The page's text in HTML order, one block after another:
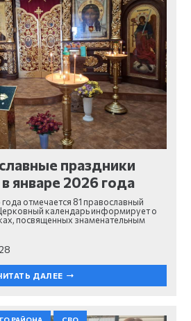
праздники
январе 2026 года
отмечается 81 православный
календарь информирует о
посвященных знаменательным
ДАЛЕЕ
РАЙОНА СВО